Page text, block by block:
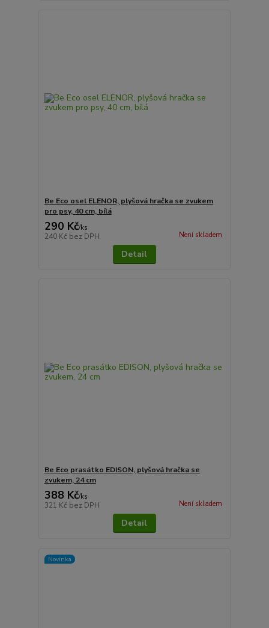
Be Eco osel ELENOR, plyšová hračka se zvukem
pro psy, 40 cm, bílá
290 Kč/ks
240 Kč bez DPH Není skladem
Detail
Be Eco prasátko EDISON, plyšová hračka se
zvukem, 24 cm
388 Kč/ks
321 Kč bez DPH Není skladem
Detail
Novinka